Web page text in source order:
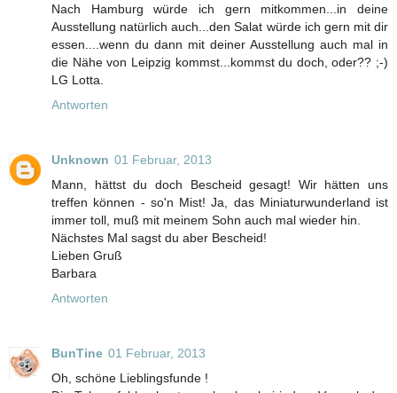
Nach Hamburg würde ich gern mitkommen...in deine
Ausstellung natürlich auch...den Salat würde ich gern mit dir
essen....wenn du dann mit deiner Ausstellung auch mal in
die Nähe von Leipzig kommst...kommst du doch, oder?? ;-)
LG Lotta.
Antworten
Unknown 01 Februar, 2013
Mann, hättst du doch Bescheid gesagt! Wir hätten uns
treffen können - so'n Mist! Ja, das Miniaturwunderland ist
immer toll, muß mit meinem Sohn auch mal wieder hin.
Nächstes Mal sagst du aber Bescheid!
Lieben Gruß
Barbara
Antworten
BunTine 01 Februar, 2013
Oh, schöne Lieblingsfunde !